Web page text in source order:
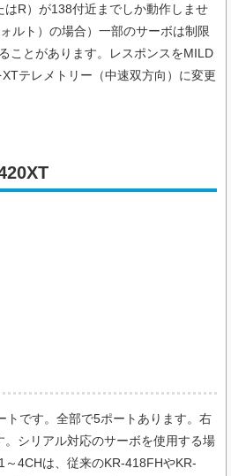
はR）が138付近までしか動作しませ
ルト）の場合）一部のサーボは制限
ことがあります。レスポンスをMILD
テレメトリー（中速双方向）に変更
トです。全部で5ポートあります。右
シリアル対応のサーボを使用する場
4CHは、従来のKR-418FHやKR-